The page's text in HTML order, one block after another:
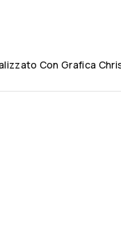
Con Grafica